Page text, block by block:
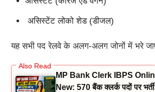
असिस्टेंट लोको शेड (डीजल)
यह सभी पद रेलवे के अलग-अलग जोनों में भरे
MP Bank Clerk IBPS
New: 570 बैंक क्लर्क पदों पर